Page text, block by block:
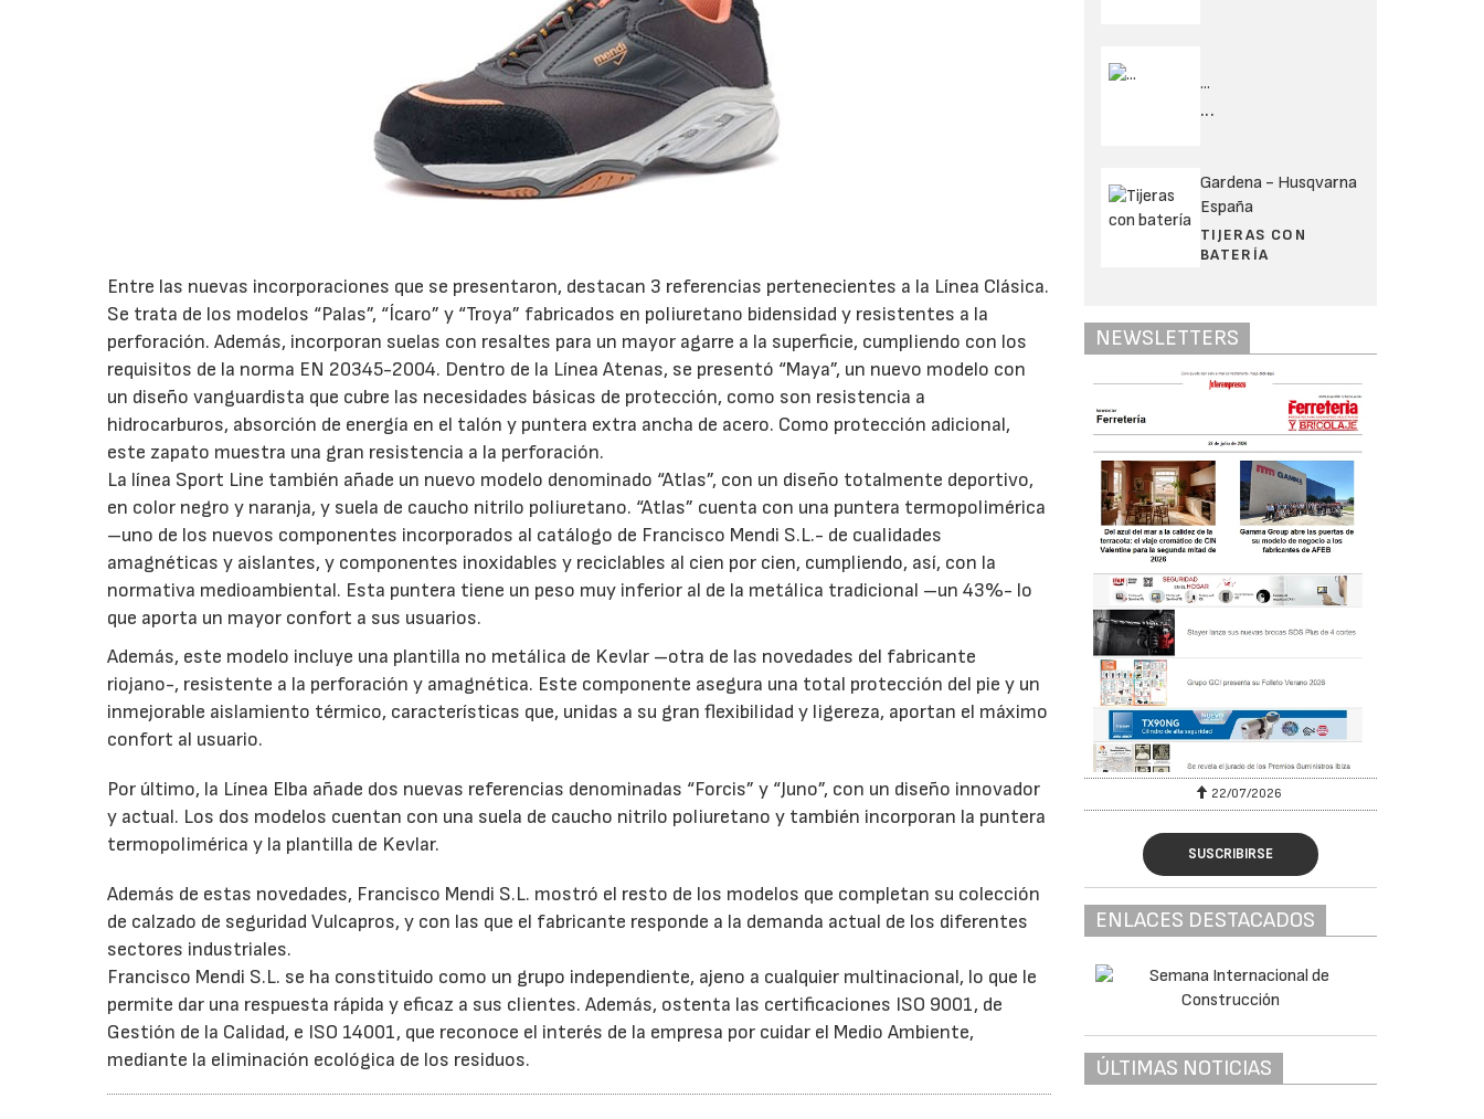
Entre las nuevas incorporaciones que se presentaron, destacan 3 referencias pertenecientes a la Línea Clásica.
Se trata de los modelos “Palas”, “Ícaro” y “Troya” fabricados en poliuretano bidensidad y resistentes a la
perforación. Además, incorporan suelas con resaltes para un mayor agarre a la superficie, cumpliendo con los
requisitos de la norma EN 20345-2004. Dentro de la Línea Atenas, se presentó “Maya”, un nuevo modelo con
un diseño vanguardista que cubre las necesidades básicas de protección, como son resistencia a
hidrocarburos, absorción de energía en el talón y puntera extra ancha de acero. Como protección adicional,
este zapato muestra una gran resistencia a la perforación.
La línea Sport Line también añade un nuevo modelo denominado “Atlas”, con un diseño totalmente deportivo,
en color negro y naranja, y suela de caucho nitrilo poliuretano. “Atlas” cuenta con una puntera termopolimérica
–uno de los nuevos componentes incorporados al catálogo de Francisco Mendi S.L.- de cualidades
amagnéticas y aislantes, y componentes inoxidables y reciclables al cien por cien, cumpliendo, así, con la
normativa medioambiental. Esta puntera tiene un peso muy inferior al de la metálica tradicional –un 43%- lo
que aporta un mayor confort a sus usuarios.
Además, este modelo incluye una plantilla no metálica de Kevlar –otra de las novedades del fabricante
riojano-, resistente a la perforación y amagnética. Este componente asegura una total protección del pie y un
inmejorable aislamiento térmico, características que, unidas a su gran flexibilidad y ligereza, aportan el máximo
confort al usuario.
Por último, la Línea Elba añade dos nuevas referencias denominadas “Forcis” y “Juno”, con un diseño innovador
y actual. Los dos modelos cuentan con una suela de caucho nitrilo poliuretano y también incorporan la puntera
termopolimérica y la plantilla de Kevlar.
Además de estas novedades, Francisco Mendi S.L. mostró el resto de los modelos que completan su colección
de calzado de seguridad Vulcapros, y con las que el fabricante responde a la demanda actual de los diferentes
sectores industriales.
Francisco Mendi S.L. se ha constituido como un grupo independiente, ajeno a cualquier multinacional, lo que le
permite dar una respuesta rápida y eficaz a sus clientes. Además, ostenta las certificaciones ISO 9001, de
Gestión de la Calidad, e ISO 14001, que reconoce el interés de la empresa por cuidar el Medio Ambiente,
mediante la eliminación ecológica de los residuos.
...
...
Gardena - Husqvarna
España
TIJERAS CON
BATERÍA
NEWSLETTERS
22/07/2026 29/07/2026 22/07/2026
SUSCRIBIRSE
ENLACES DESTACADOS
ÚLTIMAS NOTICIAS